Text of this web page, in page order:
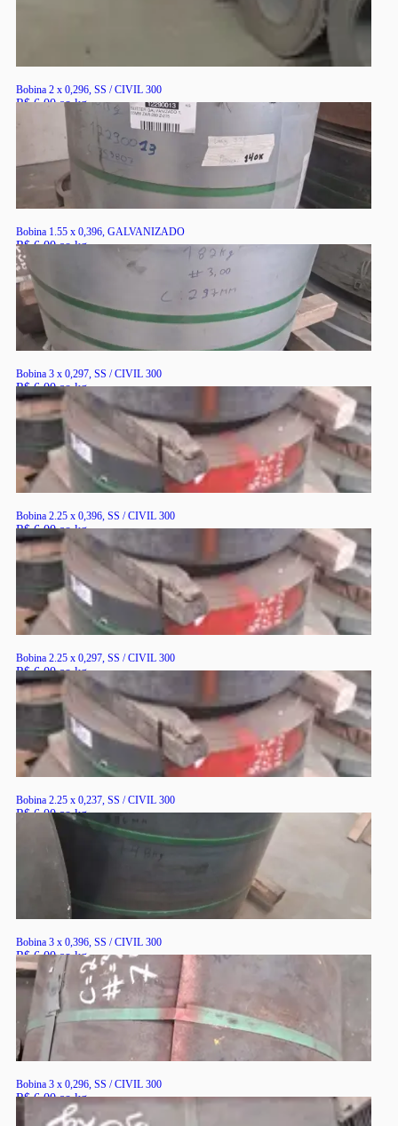
Bobina 2 x 0,296, SS / CIVIL 300
R$ 6,00 ao kg
Bobina 1.55 x 0,396, GALVANIZADO
R$ 6,00 ao kg
RS
Bobina 3 x 0,297, SS / CIVIL 300
R$ 6,00 ao kg
RS
Bobina 2.25 x 0,396, SS / CIVIL 300
R$ 6,00 ao kg
RS
Bobina 2.25 x 0,297, SS / CIVIL 300
R$ 6,00 ao kg
RS
Bobina 2.25 x 0,237, SS / CIVIL 300
R$ 6,00 ao kg
Bobina 3 x 0,396, SS / CIVIL 300
R$ 6,00 ao kg
RS
Bobina 3 x 0,296, SS / CIVIL 300
R$ 6,00 ao kg